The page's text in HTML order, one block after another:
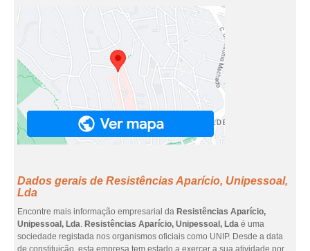
Dados gerais de Resistências Aparício, Unipessoal,
Lda
Encontre mais informação empresarial da Resistências Aparício,
Unipessoal, Lda. Resistências Aparício, Unipessoal, Lda é uma
sociedade registada nos organismos oficiais como UNIP. Desde a data
de constituição, esta empresa tem estado a exercer a sua atividade por